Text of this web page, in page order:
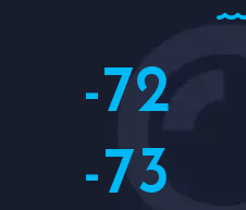
-72
-73